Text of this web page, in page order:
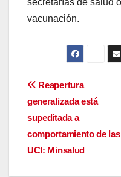
secretarías de salud
vacunación.
de
entradas
Reapertura
generalizada está
supeditada a
comportamiento de las
UCI: Minsalud